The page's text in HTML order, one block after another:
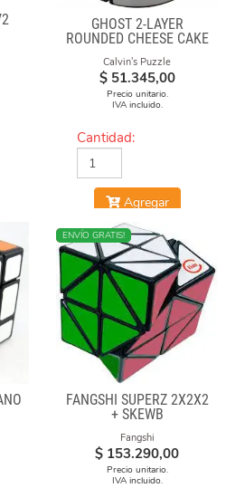
GHOST 2-LAYER
ROUNDED CHEESE CAKE
-BLACK BODY WITH
SILVER LABEL
Calvin's Puzzle
$ 51.345,00
Precio unitario.
IVA incluido.
Cantidad:
Agregar
NUEVO
ENVÍO GRATIS!
FANGSHI SUPERZ 2X2X2
+ SKEWB
Fangshi
$ 153.290,00
Precio unitario.
IVA incluido.